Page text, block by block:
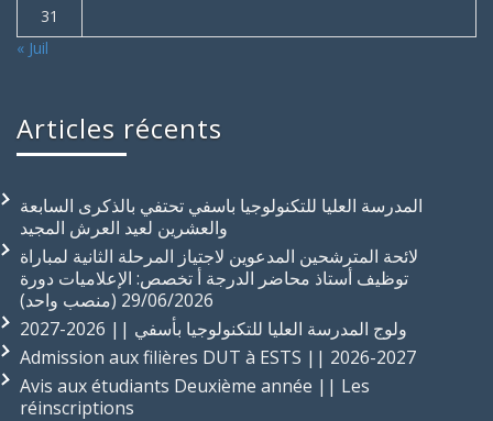
31
« Juil
Articles récents
المدرسة العليا للتكنولوجيا باسفي تحتفي بالذكرى السابعة
والعشرين لعيد العرش المجيد
لائحة المترشحين المدعوين لاجتياز المرحلة الثانية لمباراة
توظيف أستاذ محاضر الدرجة أ تخصص: الإعلاميات دورة
29/06/2026 (منصب واحد)
ولوج المدرسة العليا للتكنولوجيا بأسفي || 2026-2027
Admission aux filières DUT à ESTS || 2026-2027
Avis aux étudiants Deuxième année || Les
réinscriptions